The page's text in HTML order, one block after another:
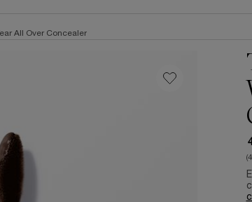
All Over Concealer